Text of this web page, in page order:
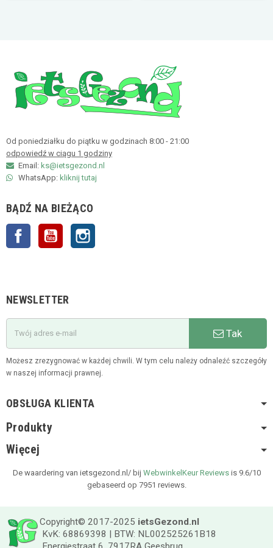
Od poniedziałku do piątku w godzinach 8:00 - 21:00
odpowiedź w ciągu 1 godziny
Email: ks@ietsgezond.nl
WhatsApp: kliknij tutaj
BĄDŹ NA BIEŻĄCO
Facebook YouTube
NEWSLETTER
Tak
Możesz zrezygnować w każdej chwili. W tym celu należy odnaleźć szczegóły
w naszej informacji prawnej.
OBSŁUGA KLIENTA
Produkty
Więcej
De waardering van ietsgezond.nl/ bij WebwinkelKeur Reviewsis 9.6/10
gebaseerd op 7951 reviews.
Copyright© 2017-2025 ietsGezond.nl
KvK: 68869398 | BTW: NL002525261B18